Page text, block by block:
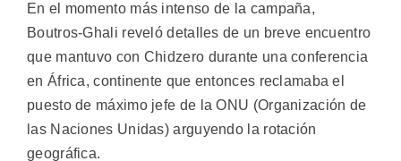
En el momento más intenso de la campaña,
Boutros-Ghali reveló detalles de un breve encuentro
que mantuvo con Chidzero durante una conferencia
en África, continente que entonces reclamaba el
puesto de máximo jefe de la ONU (Organización de
las Naciones Unidas) arguyendo la rotación
geográfica.